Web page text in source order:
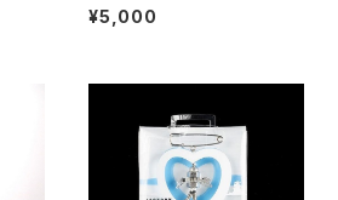
¥5,000